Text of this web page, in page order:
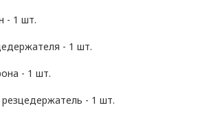
- 1 шт.
- 1 шт.
- 1 шт.
- 1 шт.